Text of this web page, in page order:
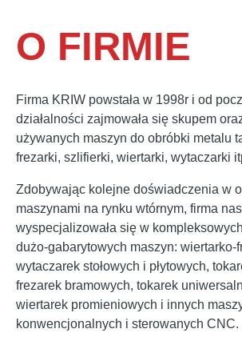
O FIRMIE
Firma KRIW powstała w 1998r i od
działalności zajmowała się skupem
używanych maszyn do obróbki metalu
frezarki, szlifierki, wiertarki, wytaczarki
Zdobywając kolejne doświadczenia w
maszynami na rynku wtórnym, firma
wyspecjalizowała się w
dużo-gabarytowych maszyn: wiertarko-
wytaczarek stołowych i płytowych,
frezarek bramowych, tokarek
wiertarek promieniowych i innych
konwencjonalnych i sterowanych CNC.